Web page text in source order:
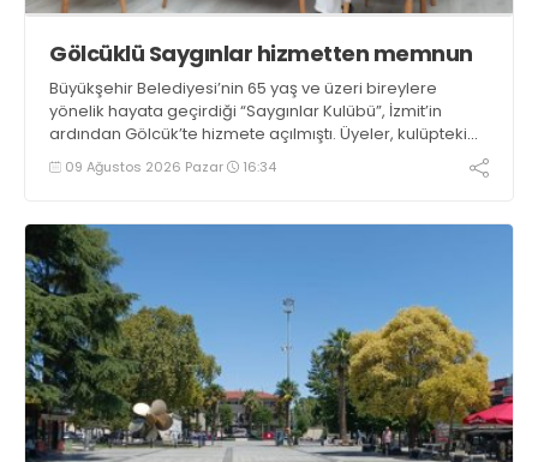
Gölcüklü Saygınlar hizmetten memnun
Büyükşehir Belediyesi’nin 65 yaş ve üzeri bireylere
yönelik hayata geçirdiği “Saygınlar Kulübü”, İzmit’in
ardından Gölcük’te hizmete açılmıştı. Üyeler, kulüpteki
hizmetlerden memnuniyetlerini ifade etti
09 Ağustos 2026 Pazar 16:34